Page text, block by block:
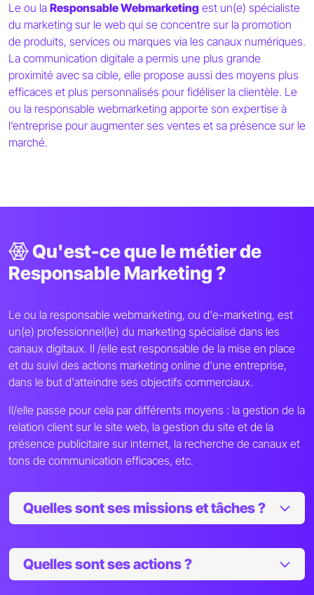
Le ou la Responsable Webmarketing est un(e) spécialiste
du marketing sur le web qui se concentre sur la promotion
de produits, services ou marques via les canaux numériques.
La communication digitale a permis une plus grande
proximité avec sa cible, elle propose aussi des moyens plus
efficaces et plus personnalisés pour fidéliser la clientèle. Le
ou la responsable webmarketing apporte son expertise à
l’entreprise pour augmenter ses ventes et sa présence sur le
marché.
Qu'est-ce que le métier de
Responsable Marketing ?
Le ou la responsable webmarketing, ou d'e-marketing, est
un(e) professionnel(le) du marketing spécialisé dans les
canaux digitaux. Il /elle est responsable de la mise en place
et du suivi des actions marketing online d'une entreprise,
dans le but d'atteindre ses objectifs commerciaux.
Il/elle passe pour cela par différents moyens : la gestion de la
relation client sur le site web, la gestion du site et de la
présence publicitaire sur internet, la recherche de canaux et
tons de communication efficaces, etc.
Quelles sont ses missions et tâches ?
Quelles sont ses actions ?